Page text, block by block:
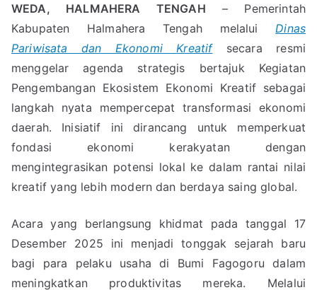
WEDA, HALMAHERA TENGAH – Pemerintah
Kabupaten Halmahera Tengah melaluiDinas
Pariwisata dan Ekonomi Kreatifsecara resmi
menggelar agenda strategis bertajuk Kegiatan
Pengembangan Ekosistem Ekonomi Kreatif sebagai
langkah nyata mempercepat transformasi ekonomi
daerah. Inisiatif ini dirancang untuk memperkuat
fondasi ekonomi kerakyatan dengan
mengintegrasikan potensi lokal ke dalam rantai nilai
kreatif yang lebih modern dan berdaya saing global.
Acara yang berlangsung khidmat pada tanggal 17
Desember 2025 ini menjadi tonggak sejarah baru
bagi para pelaku usaha di Bumi Fagogoru dalam
meningkatkan produktivitas mereka. Melalui